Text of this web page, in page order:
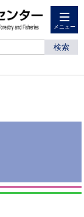
メニュー
検索